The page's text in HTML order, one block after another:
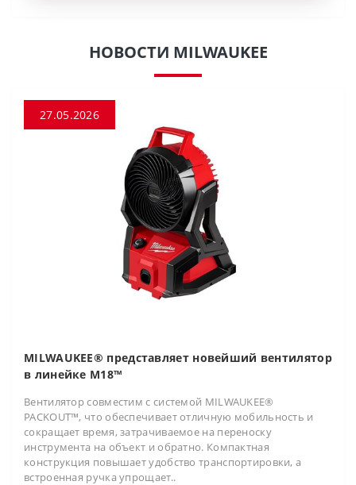
НОВОСТИ MILWAUKEE
27.05.2026
MILWAUKEE® представляет новейший вентилятор
в линейке M18™
Вентилятор совместим с системой MILWAUKEE®
PACKOUT™, что обеспечивает отличную мобильность и
сокращает время, затрачиваемое на переноску
инструмента на объект и обратно. Компактная
конструкция повышает удобство транспортировки, а
встроенная ручка упрощает..